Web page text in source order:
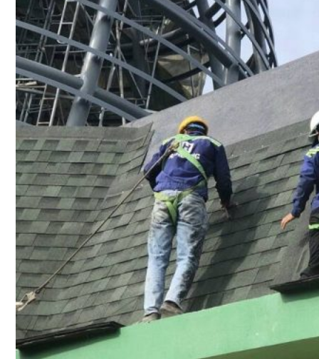
CẢM BIẾN NHIỆT ĐỘ SUP-WZPK
LƯU LƯỢNG KẾ ĐIỆN TỪ LDGC-SUP
ỐNG MỀM NỐI ĐẦU PHUN SPRINKLER
FLEXDROP YONG WON
SƠN CHỐNG CHÁY FLAMEBAR BW11
RON CHỐNG CHÁY
KEO ACRYLIC SEALANT
Sản phẩm Kiến trúc
NGÓI BITUM PHỦ ĐÁ IKO
MARATHON (VIÊN GẠCH)
ARMOURSHIELD (TỔ ONG)
SUPERGLASS BIBER (VẢY CÁ)
CAMBRIDGE (XẾP LỚP)